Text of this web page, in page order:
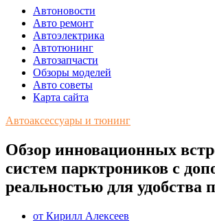
Автоновости
Авто ремонт
Автоэлектрика
Автотюнинг
Автозапчасти
Обзоры моделей
Авто советы
Карта сайта
Автоаксессуары и тюнинг
Обзор инновационных
систем парктроников с
реальностью для удобства
от Кирилл Алексеев